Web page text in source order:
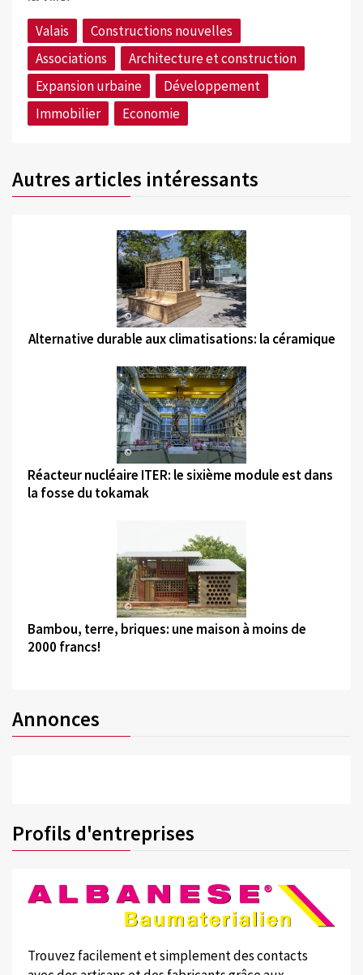
Valais
Constructions nouvelles
Associations
Architecture et construction
Expansion urbaine
Développement
Immobilier
Economie
Autres articles intéressants
©
Alternative durable aux climatisations: la céramique
©
Réacteur nucléaire ITER: le sixième module est dans
la fosse du tokamak
©
Bambou, terre, briques: une maison à moins de
2000 francs!
Annonces
Profils d'entreprises
Trouvez facilement et simplement des contacts